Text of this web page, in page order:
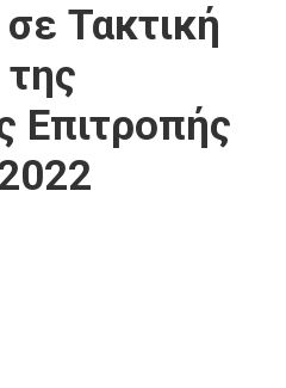
Τακτική
Επιτροπής